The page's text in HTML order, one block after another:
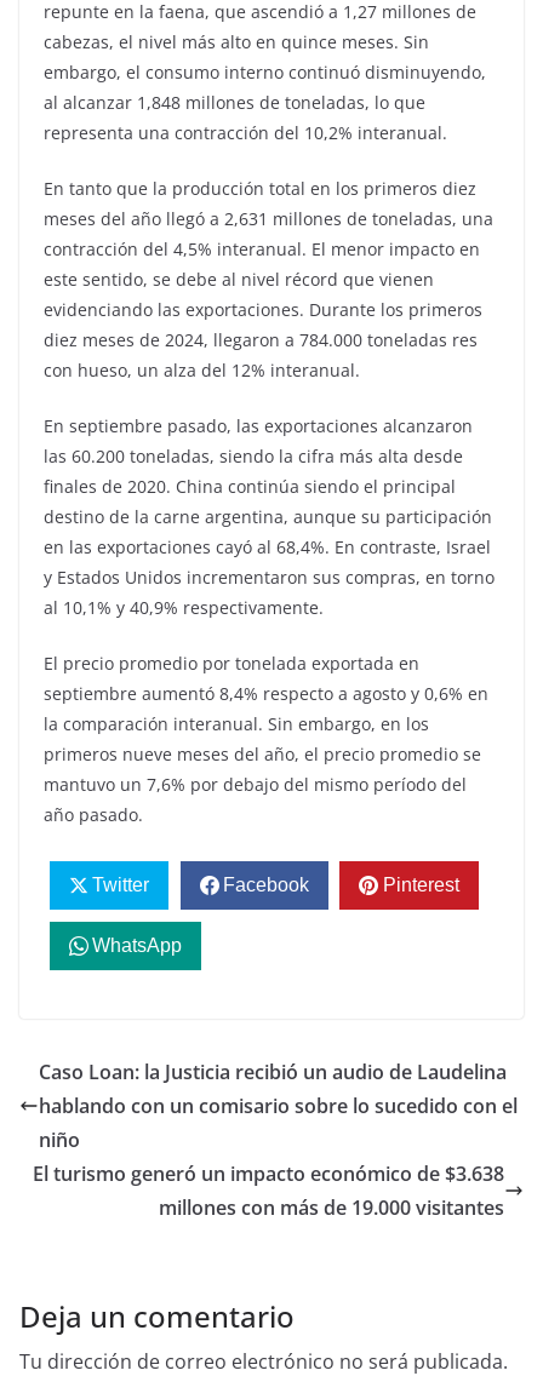
repunte en la faena, que ascendió a 1,27 millones de
cabezas, el nivel más alto en quince meses. Sin
embargo, el consumo interno continuó disminuyendo,
al alcanzar 1,848 millones de toneladas, lo que
representa una contracción del 10,2% interanual.
En tanto que la producción total en los primeros diez
meses del año llegó a 2,631 millones de toneladas, una
contracción del 4,5% interanual. El menor impacto en
este sentido, se debe al nivel récord que vienen
evidenciando las exportaciones. Durante los primeros
diez meses de 2024, llegaron a 784.000 toneladas res
con hueso, un alza del 12% interanual.
En septiembre pasado, las exportaciones alcanzaron
las 60.200 toneladas, siendo la cifra más alta desde
finales de 2020. China continúa siendo el principal
destino de la carne argentina, aunque su participación
en las exportaciones cayó al 68,4%. En contraste, Israel
y Estados Unidos incrementaron sus compras, en torno
al 10,1% y 40,9% respectivamente.
El precio promedio por tonelada exportada en
septiembre aumentó 8,4% respecto a agosto y 0,6% en
la comparación interanual. Sin embargo, en los
primeros nueve meses del año, el precio promedio se
mantuvo un 7,6% por debajo del mismo período del
año pasado.
Twitter Facebook Pinterest
WhatsApp
Caso Loan: la Justicia recibió un audio de Laudelina
hablando con un comisario sobre lo sucedido con el
niño
El turismo generó un impacto económico de $3.638
millones con más de 19.000 visitantes
Deja un comentario
Tu dirección de correo electrónico no será publicada.